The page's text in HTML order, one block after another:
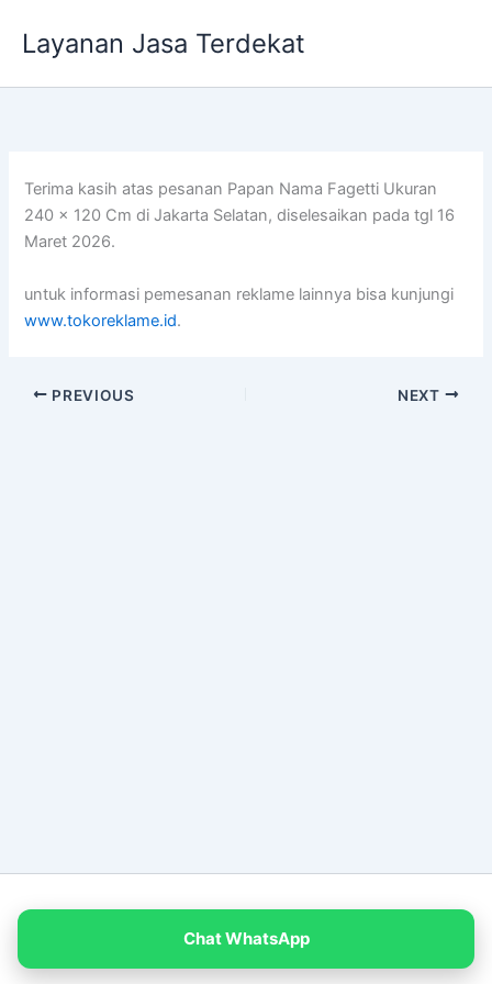
Layanan Jasa Terdekat
Terima kasih atas pesanan Papan Nama Fagetti Ukuran
240 x 120 Cm di Jakarta Selatan, diselesaikan pada tgl 16
Maret 2026.
untuk informasi pemesanan reklame lainnya bisa kunjungi
www.tokoreklame.id.
PREVIOUS NEXT
Chat WhatsApp